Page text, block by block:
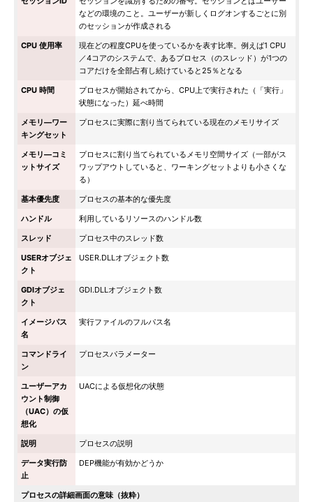
などの環境のこと。ユーザーが新しくログオンするごとに別
のセッションが作成される
CPU 使用率
現在どの程度CPUを使っているかを表す比率。例えば1 CPU
／4コアのシステムで、あるプロセス（のスレッド）が1つの
コアだけを全部占有し続けていると25％となる
CPU 時間
プロセスが開始されてから、CPU上で実行された（「実行」
状態になった）延べ時間
メモリ―ワー
キングセット
プロセスに実際に割り当てられている現在のメモリサイズ
メモリ―コミ
ットサイズ
プロセスに割り当てられているメモリ空間サイズ（一部がス
ワップアウトしていると、ワーキングセットよりも小さくな
る）
基本優先度
プロセスの基本的な優先度
ハンドル
利用しているリソースのハンドル数
スレッド
プロセス中のスレッド数
USERオブジェ
クト
USER.DLLオブジェクト数
GDIオブジェ
クト
GDI.DLLオブジェクト数
イメージパス
名
実行ファイルのフルパス名
コマンドライ
ン
プロセスパラメーター
ユーザーアカ
ウント制御
（UAC）の仮
想化
UACによる仮想化の状態
説明
プロセスの説明
データ実行防
止
DEP機能が有効かどうか
プロセスの詳細画面の意味（抜粋）